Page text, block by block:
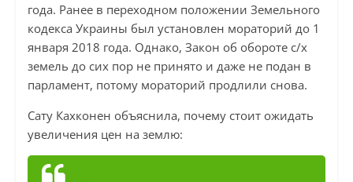
года. Ранее в переходном положении Земельного
кодекса Украины был установлен мораторий до 1
января 2018 года. Однако, Закон об обороте с/х
земель до сих пор не принято и даже не подан в
парламент, потому мораторий продлили снова.
Сату Кахконен объяснила, почему стоит ожидать
увеличения цен на землю: